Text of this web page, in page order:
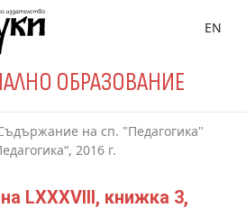
ОБРАЗОВАНИЕ
EN
на сп. "Педагогика"
2016 г.
LXXXVIII, книжка 3,